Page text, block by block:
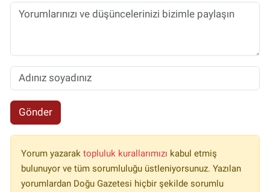
Gönder
Yorum yazarak topluluk kurallarımızı kabul etmiş
bulunuyor ve tüm sorumluluğu üstleniyorsunuz. Yazılan
yorumlardan Doğu Gazetesi hiçbir şekilde sorumlu